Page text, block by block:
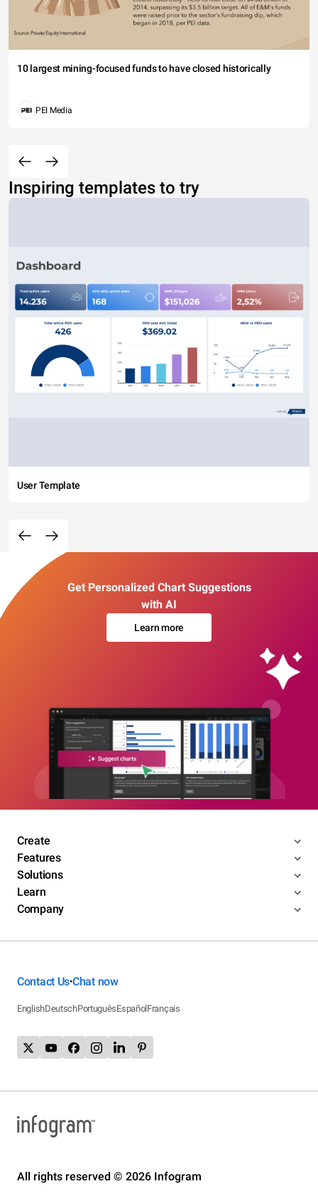
10 largest mining-focused funds to have closed historically
PEI Media
Inspiring templates to try
User Template
Get Personalized Chart Suggestions
with AI
Learn more
Create
Features
Solutions
Learn
Company
Contact Us•Chat now
EnglishDeutschPortuguêsEspañolFrançais
All rights reserved © 2026 Infogram